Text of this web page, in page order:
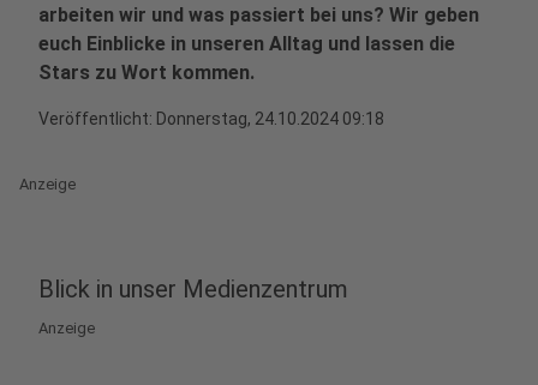
arbeiten wir und was passiert bei uns? Wir geben
euch Einblicke in unseren Alltag und lassen die
Stars zu Wort kommen.
Veröffentlicht: Donnerstag, 24.10.2024 09:18
Anzeige
Blick in unser Medienzentrum
Anzeige